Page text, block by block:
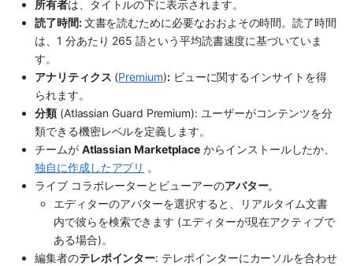
所有者は、タイトルの下に表示されます。
読了時間: 文書を読むために必要なおおよその時間。読了時間
は、1 分あたり 265 語という平均読書速度に基づいていま
す。
アナリティクス (Premium): ビューに関するインサイトを得
られます。
分類 (Atlassian Guard Premium): ユーザーがコンテンツを分
類できる機密レベルを定義します。
チームが Atlassian Marketplace からインストールしたか、
独自に作成したアプリ 。
ライブ コラボレーターとビューアーのアバター。
エディターのアバターを選択すると、リアルタイム文書
内で彼らを検索できます (エディターが現在アクティブで
ある場合)。
編集者のテレポインター: テレポインターにカーソルを合わせ